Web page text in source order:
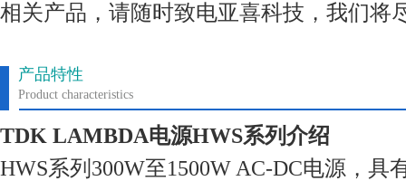
相关产品，请随时致电亚喜科技，我们将
产品特性
Product characteristics
TDK LAMBDA电源HWS系列介绍
HWS系列300W至1500W AC-DC电源，具